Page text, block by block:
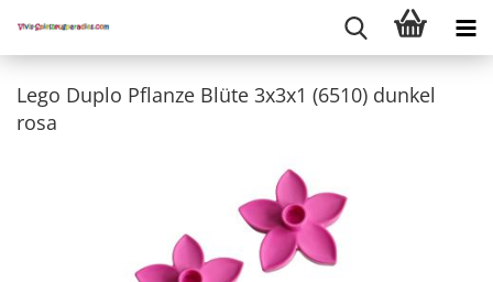
Lego Duplo Pflanze Blüte 3x3x1 (6510) dunkel
rosa